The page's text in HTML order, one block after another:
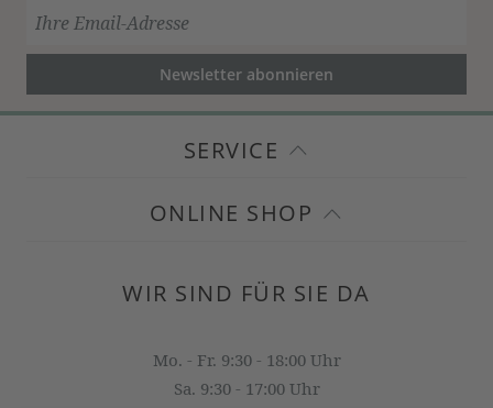
Newsletter abonnieren
SERVICE
ONLINE SHOP
WIR SIND FÜR SIE DA
Mo. - Fr. 9:30 - 18:00 Uhr
Sa. 9:30 - 17:00 Uhr